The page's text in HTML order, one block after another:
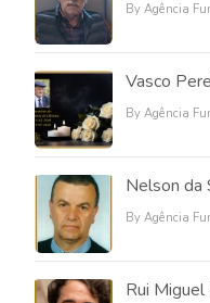
By Agência
Vasco
By Agência
Nelson da
By Agência
Rui